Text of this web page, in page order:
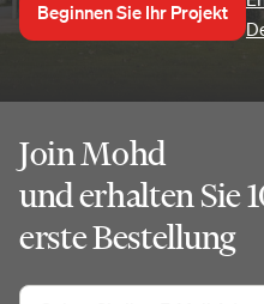
Beginnen Sie Ihr Projekt
Join Mohd
und erhalten Sie
erste Bestellung